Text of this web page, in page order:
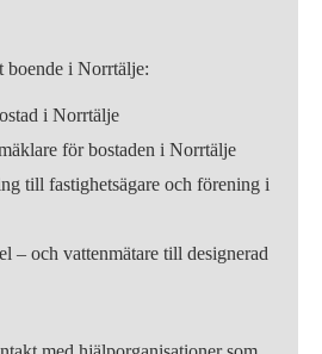
boende i Norrtälje:
i Norrtälje
för bostaden i Norrtälje
till fastighetsägare och förening i
– och vattenmätare till designerad